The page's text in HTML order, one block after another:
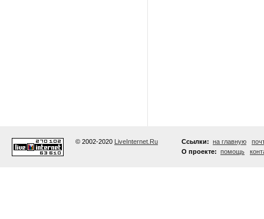
© 2002-2020 LiveInternet.Ru Ссылки: на главную
О проекте: помощь